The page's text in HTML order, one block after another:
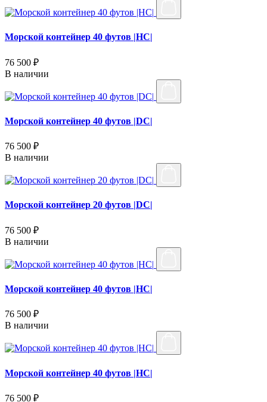
Морской контейнер 40 футов |HC|
76 500 ₽
В наличии
Морской контейнер 40 футов |DC|
76 500 ₽
В наличии
Морской контейнер 20 футов |DC|
76 500 ₽
В наличии
Морской контейнер 40 футов |HC|
76 500 ₽
В наличии
Морской контейнер 40 футов |HC|
76 500 ₽